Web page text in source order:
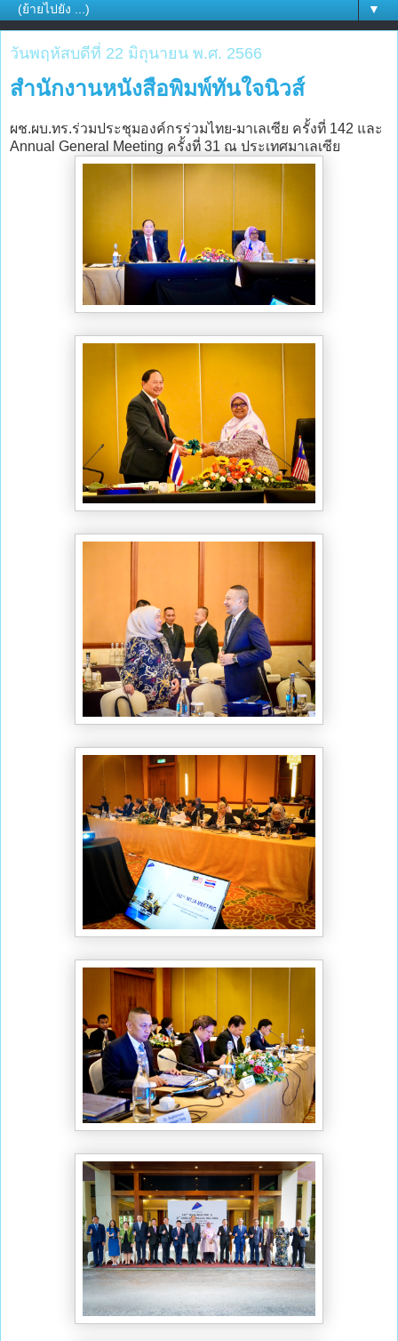
▼
วันพฤหัสบดีที่ 22 มิถุนายน พ.ศ. 2566
สำนักงานหนังสือพิมพ์ทันใจนิวส์
ผช.ผบ.ทร.ร่วมประชุมองค์กรร่วมไทย-มาเลเซีย ครั้งที่ 142 และ
Annual General Meeting ครั้งที่ 31 ณ ประเทศมาเลเซีย